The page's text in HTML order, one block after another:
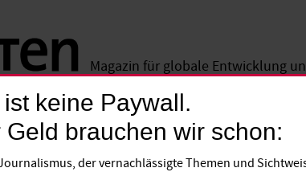
Magazin für globale Entwicklung
keine Paywall.
Geld brauchen wir schon:
der vernachlässigte Themen und